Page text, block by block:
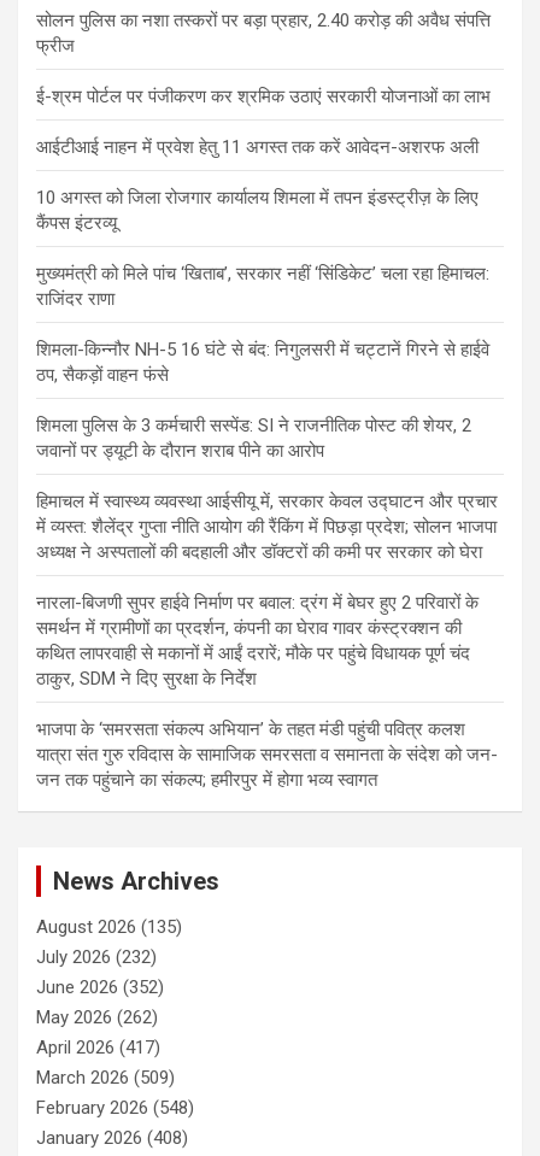
सोलन पुलिस का नशा तस्करों पर बड़ा प्रहार, 2.40 करोड़ की अवैध संपत्ति
फ्रीज
ई-श्रम पोर्टल पर पंजीकरण कर श्रमिक उठाएं सरकारी योजनाओं का लाभ
आईटीआई नाहन में प्रवेश हेतु 11 अगस्त तक करें आवेदन-अशरफ अली
10 अगस्त को जिला रोजगार कार्यालय शिमला में तपन इंडस्ट्रीज़ के लिए
कैंपस इंटरव्यू
मुख्यमंत्री को मिले पांच ‘खिताब’, सरकार नहीं ‘सिंडिकेट’ चला रहा हिमाचल:
राजिंदर राणा
शिमला-किन्नौर NH-5 16 घंटे से बंद: निगुलसरी में चट्टानें गिरने से हाईवे
ठप, सैकड़ों वाहन फंसे
शिमला पुलिस के 3 कर्मचारी सस्पेंड: SI ने राजनीतिक पोस्ट की शेयर, 2
जवानों पर ड्यूटी के दौरान शराब पीने का आरोप
हिमाचल में स्वास्थ्य व्यवस्था आईसीयू में, सरकार केवल उद्घाटन और प्रचार
में व्यस्त: शैलेंद्र गुप्ता नीति आयोग की रैंकिंग में पिछड़ा प्रदेश; सोलन भाजपा
अध्यक्ष ने अस्पतालों की बदहाली और डॉक्टरों की कमी पर सरकार को घेरा
नारला-बिजणी सुपर हाईवे निर्माण पर बवाल: द्रंग में बेघर हुए 2 परिवारों के
समर्थन में ग्रामीणों का प्रदर्शन, कंपनी का घेराव गावर कंस्ट्रक्शन की
कथित लापरवाही से मकानों में आईं दरारें; मौके पर पहुंचे विधायक पूर्ण चंद
ठाकुर, SDM ने दिए सुरक्षा के निर्देश
भाजपा के ‘समरसता संकल्प अभियान’ के तहत मंडी पहुंची पवित्र कलश
यात्रा संत गुरु रविदास के सामाजिक समरसता व समानता के संदेश को जन-
जन तक पहुंचाने का संकल्प; हमीरपुर में होगा भव्य स्वागत
News Archives
August 2026 (135)
July 2026 (232)
June 2026 (352)
May 2026 (262)
April 2026 (417)
March 2026 (509)
February 2026 (548)
January 2026 (408)